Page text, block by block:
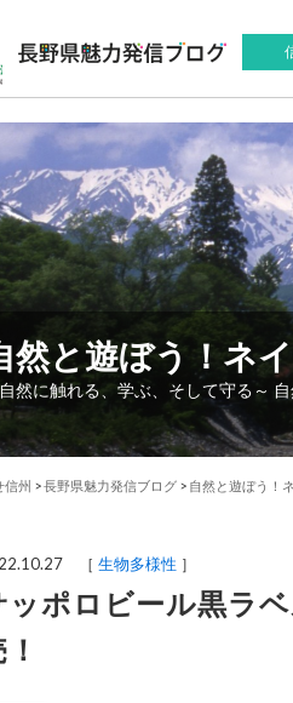
然と遊ぼう！ネ
然に触れる、学ぶ、そして守る～
信州 >長野県魅力発信ブログ > 自然と遊ぼう！
［ 生物多様性 ］
ッポロビール黒ラ